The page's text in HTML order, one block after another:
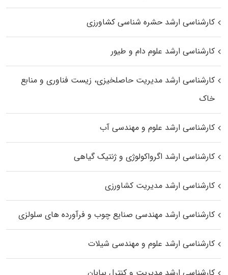
کارشناسی ارشد حشره‌ شناسی کشاورزی
کارشناسی ارشد علوم دام و طیور
کارشناسی ارشد مدیریت حاصلخیزی، زیست فناوری و منابع
خاک
کارشناسی ارشد علوم و مهندسی آب
کارشناسی ارشد اگرواکولوژی و ژنتیک گیاهی
کارشناسی ارشد مدیریت کشاورزی
کارشناسی ارشد مهندسی صنایع چوب و فرآورده‌ های سلولزی
کارشناسی ارشد علوم و مهندسی شیلات